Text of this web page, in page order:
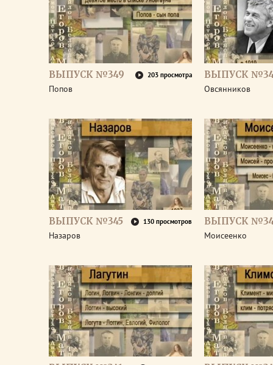
ВЫПУСК №349 203 просмотра
Попов
ВЫПУСК
Овсянников
ВЫПУСК №345 130 просмотров
Назаров
ВЫПУСК
Моисеенко